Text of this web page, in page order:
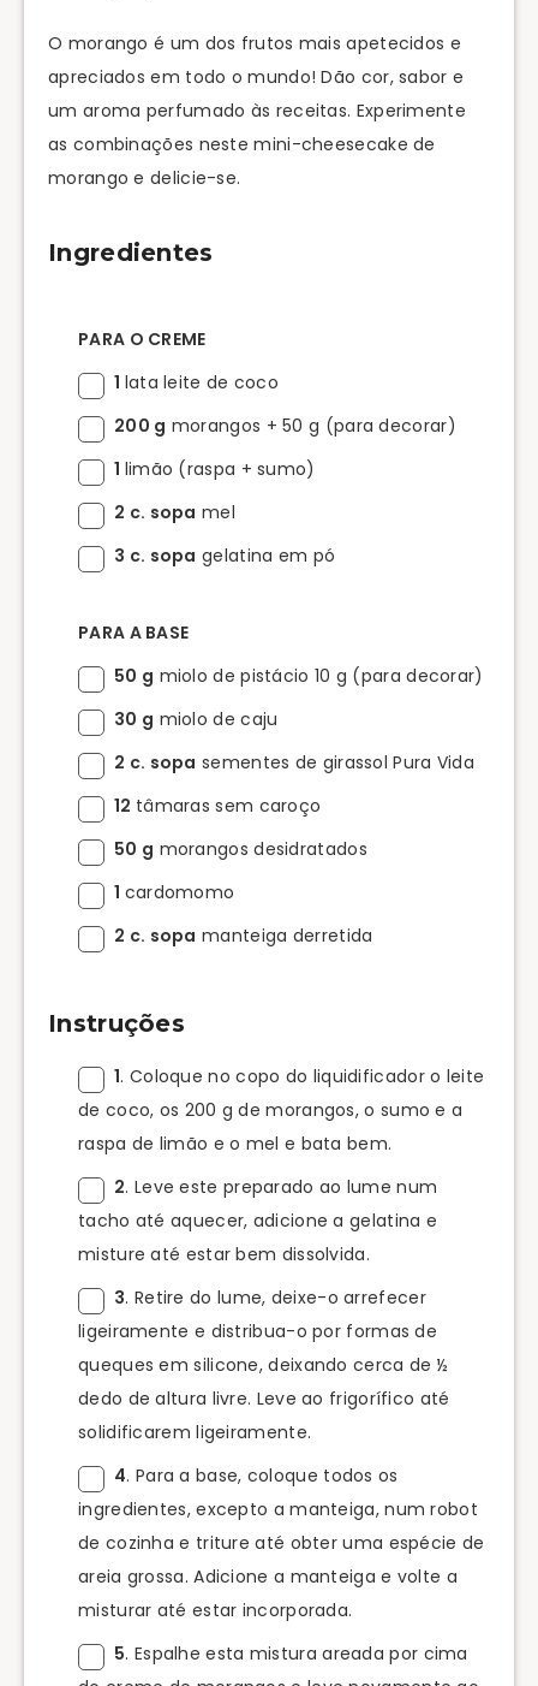
O morango é um dos frutos mais apetecidos e
apreciados em todo o mundo! Dão cor, sabor e
um aroma perfumado às receitas. Experimente
as combinações neste mini-cheesecake de
morango e delicie-se.
Ingredientes
PARA O CREME
1 lata leite de coco
200 g morangos + 50 g (para decorar)
1 limão (raspa + sumo)
2 c. sopa mel
3 c. sopa gelatina em pó
PARA A BASE
50 g miolo de pistácio 10 g (para decorar)
30 g miolo de caju
2 c. sopa sementes de girassol Pura Vida
12 tâmaras sem caroço
50 g morangos desidratados
1 cardomomo
2 c. sopa manteiga derretida
Instruções
1. Coloque no copo do liquidificador o leite
de coco, os 200 g de morangos, o sumo e a
raspa de limão e o mel e bata bem.
2. Leve este preparado ao lume num
tacho até aquecer, adicione a gelatina e
misture até estar bem dissolvida.
3. Retire do lume, deixe-o arrefecer
ligeiramente e distribua-o por formas de
queques em silicone, deixando cerca de ½
dedo de altura livre. Leve ao frigorífico até
solidificarem ligeiramente.
4. Para a base, coloque todos os
ingredientes, excepto a manteiga, num robot
de cozinha e triture até obter uma espécie de
areia grossa. Adicione a manteiga e volte a
misturar até estar incorporada.
5. Espalhe esta mistura areada por cima